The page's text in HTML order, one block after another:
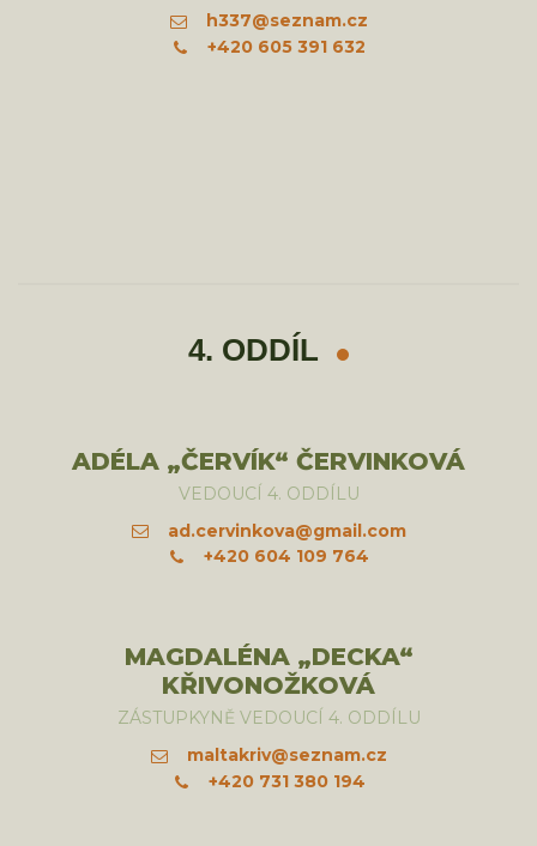
h337@seznam.cz
+420 605 391 632
4. ODDÍL
ADÉLA „ČERVÍK“ ČERVINKOVÁ
VEDOUCÍ 4. ODDÍLU
ad.cervinkova@gmail.com
+420 604 109 764
MAGDALÉNA „DECKA“
KŘIVONOŽKOVÁ
ZÁSTUPKYNĚ VEDOUCÍ 4. ODDÍLU
maltakriv@seznam.cz
+420 731 380 194